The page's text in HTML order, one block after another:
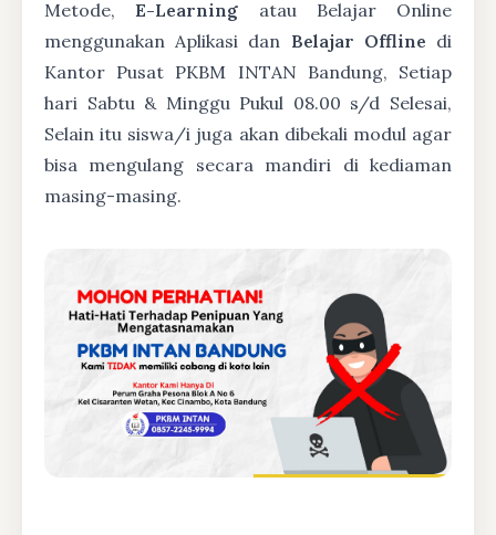
Metode,E-Learning atau Belajar Online
menggunakan Aplikasi dan Belajar Offline di
Kantor Pusat PKBM INTAN Bandung, Setiap
hari Sabtu & Minggu Pukul 08.00 s/d Selesai,
Selain itu siswa/i juga akan dibekali modul agar
bisa mengulang secara mandiri di kediaman
masing-masing.